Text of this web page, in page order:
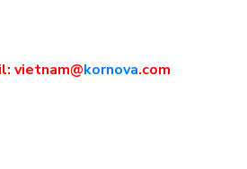
vietnam@kornova.com